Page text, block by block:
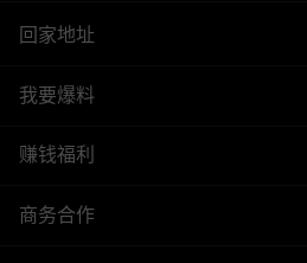
回家地址
我要爆料
赚钱福利
商务合作